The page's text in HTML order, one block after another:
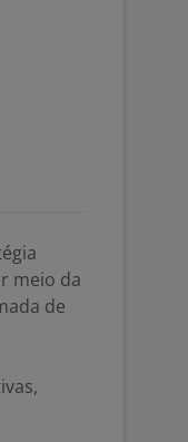
meio da
de